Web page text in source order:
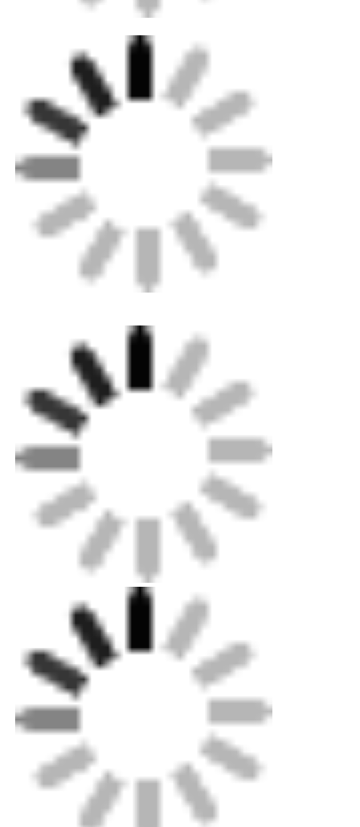
Συσκευασία: Πλαισίου αντιγραμμικού ξύλου για
μηχανήματα μέχρι εξαγωγικού επιπέδου,
τυποποιημένο χαρτόνι για μικρά εξαρτήματα.
Επαγγελματίας μας μπορεί να σας βοηθήσει να
αποφασίσετε γρήγορα την επιλογή
παράδοσης.